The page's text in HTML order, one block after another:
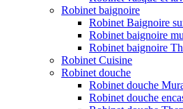
Robinet baignoire
Robinet Baignoire
Robinet baignoire
Robinet baignoire
Robinet Cuisine
Robinet douche
Robinet douche
Robinet douche